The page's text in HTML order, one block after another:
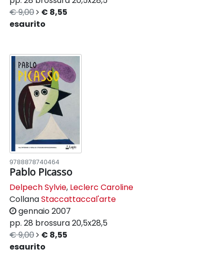
€ 9,00
€ 8,55
esaurito
9788878740464
Pablo Picasso
Delpech Sylvie, Leclerc Caroline
CollanaStaccattaccal'arte
gennaio 2007
pp. 28 brossura20,5x28,5
€ 9,00
€ 8,55
esaurito